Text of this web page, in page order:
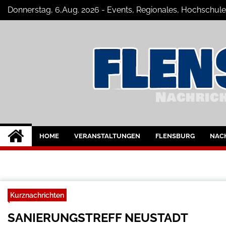
SkipDonnerstag, 6,Aug. 2026 - Events, Regionales,
Flensburg-Szene
Nachrichten für Flensburg und
HOME VERANSTALTUNGEN FLENSBURG
Kurznachrichten
SANIERUNGSTREFF NEUSTADT